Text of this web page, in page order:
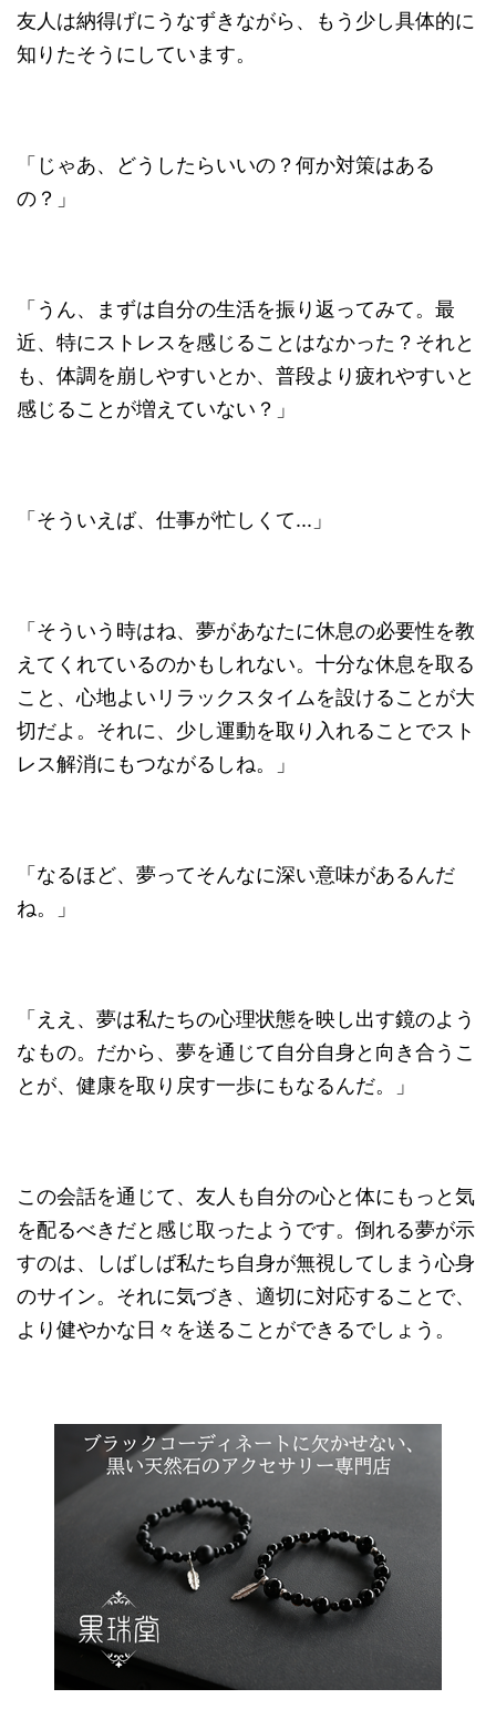
友人は納得げにうなずきながら、もう少し具体的に
知りたそうにしています。
「じゃあ、どうしたらいいの？何か対策はある
の？」
「うん、まずは自分の生活を振り返ってみて。最
近、特にストレスを感じることはなかった？それと
も、体調を崩しやすいとか、普段より疲れやすいと
感じることが増えていない？」
「そういえば、仕事が忙しくて...」
「そういう時はね、夢があなたに休息の必要性を教
えてくれているのかもしれない。十分な休息を取る
こと、心地よいリラックスタイムを設けることが大
切だよ。それに、少し運動を取り入れることでスト
レス解消にもつながるしね。」
「なるほど、夢ってそんなに深い意味があるんだ
ね。」
「ええ、夢は私たちの心理状態を映し出す鏡のよう
なもの。だから、夢を通じて自分自身と向き合うこ
とが、健康を取り戻す一歩にもなるんだ。」
この会話を通じて、友人も自分の心と体にもっと気
を配るべきだと感じ取ったようです。倒れる夢が示
すのは、しばしば私たち自身が無視してしまう心身
のサイン。それに気づき、適切に対応することで、
より健やかな日々を送ることができるでしょう。